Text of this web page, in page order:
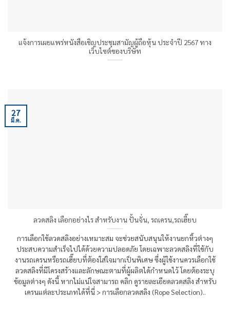
แจ้งการเผยแพร่หนังสือเชิญประชุมสามัญผู้ถือหุ้น ประจำปี 2567 ทาง
เว็บไซต์ของบริษัท
ลวดสลิง เลือกอย่างไร สำหรับงาน ปั้นจั่น, รถเครน,รถเฮี๊ยบ
การเลือกใช้ลวดสลิงอย่างเหมาะสม จะช่วยสนับสนุนให้งานยกหิ้วต่างๆ
ประสบความสำเร็จไปได้ด้วยความปลอดภัย โดยเฉพาะลวดสลิงที่ใช้กับ
งานรถเครนหรือรถเฮี๊ยบที่ต้องใส่ใจมากเป็นพิเศษ ซึ่งผู้ใช้งานควรเลือกใช้
ลวดสลิงที่มีโครงสร้างและลักษณะตามที่ผู้ผลิตได้กำหนดไว้ โดยต้องระบุ
ข้อมูลต่างๆ ดังนี้ หากไม่แน่ใจสามารถ คลิก ดูรายละเอียดลวดสลิง สำหรับ
เครนแต่ละประเภทได้ที่นี่ > การเลือกลวดสลิง (Rope Selection)..
27
มี.ค.